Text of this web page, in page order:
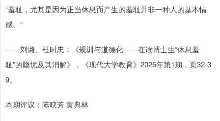
“羞耻，尤其是因为正当休息而产生的羞耻并非一种人的基本情
感。”
——刘潞、杜时忠：《规训与道德化——在读博士生“休息羞
耻”的隐忧及其消解》，《现代大学教育》2025年第1期，页32-3
9。
本期评议：陈映芳 黄典林